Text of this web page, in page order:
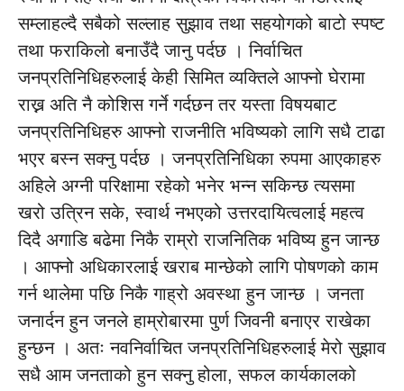
सम्लाहल्दै सबैको सल्लाह सुझाव तथा सहयोगको बाटो स्पष्ट
तथा फराकिलो बनाउँदै जानु पर्दछ । निर्वाचित
जनप्रतिनिधिहरुलाई केही सिमित व्यक्तिले आफ्नो घेरामा
राख्न अति नै कोशिस गर्ने गर्दछन तर यस्ता विषयबाट
जनप्रतिनिधिहरु आफ्नो राजनीति भविष्यको लागि सधै टाढा
भएर बस्न सक्नु पर्दछ । जनप्रतिनिधिका रुपमा आएकाहरु
अहिले अग्नी परिक्षामा रहेको भनेर भन्न सकिन्छ त्यसमा
खरो उत्रिन सके, स्वार्थ नभएको उत्तरदायित्वलाई महत्व
दिदै अगाडि बढेमा निकै राम्रो राजनितिक भविष्य हुन जान्छ
। आफ्नो अधिकारलाई खराब मान्छेको लागि पोषणको काम
गर्न थालेमा पछि निकै गाह्रो अवस्था हुन जान्छ । जनता
जनार्दन हुन जनले हाम्रोबारमा पुर्ण जिवनी बनाएर राखेका
हुन्छन । अतः नवनिर्वाचित जनप्रतिनिधिहरुलाई मेरो सुझाव
सधै आम जनताको हुन सक्नु होला, सफल कार्यकालको